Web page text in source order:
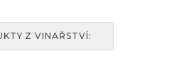
Z VINAŘSTVÍ: